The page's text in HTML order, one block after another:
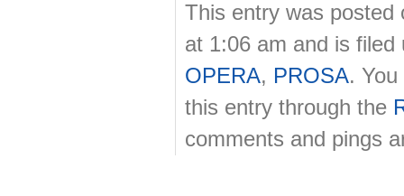
This entry was posted
at 1:06 am and is
OPERA, PROSA.
this entry through the
comments and pings